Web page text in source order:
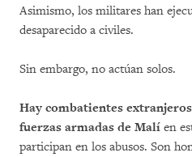
Asimismo, los militares han
desaparecido a civiles.
Sin embargo, no actúan solos.
Hay combatientes
fuerzas armadas de Malí en
participan en los abusos. Son